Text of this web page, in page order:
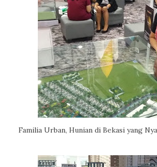
Familia Urban, Hunian di Bekasi yang